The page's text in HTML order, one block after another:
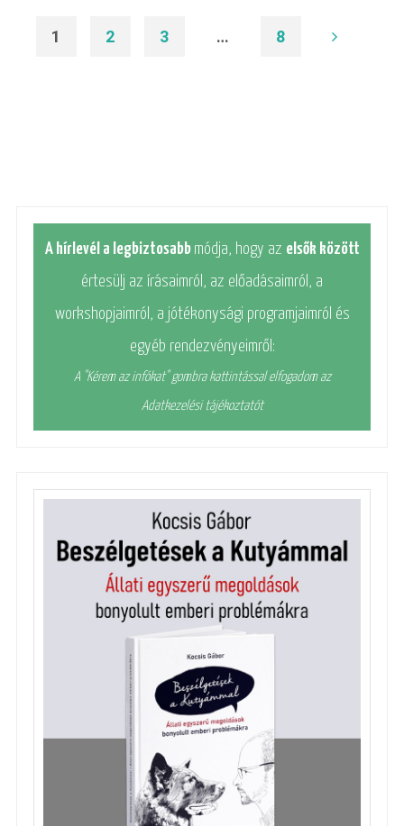
1 2 3 … 8
A hírlevél a legbiztosabb módja, hogy az elsők között
értesülj az írásaimról, az előadásaimról, a
workshopjaimról, a jótékonysági programjaimról és
egyéb rendezvényeimről:
A "Kérem az infókat" gombra kattintással elfogadom az
Adatkezelési tájékoztatót